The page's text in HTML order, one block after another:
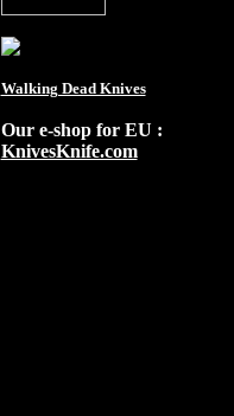
Walking Dead Knives
Our e-shop for EU :
KnivesKnife.com